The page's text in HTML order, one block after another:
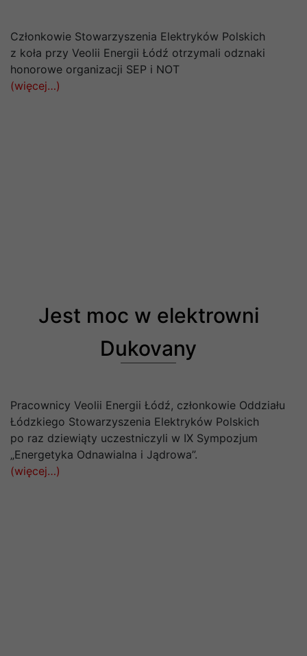
Członkowie Stowarzyszenia Elektryków Polskich
z koła przy Veolii Energii Łódź otrzymali odznaki
honorowe organizacji SEP i NOT
(więcej…)
Jest moc w elektrowni
Dukovany
Pracownicy Veolii Energii Łódź, członkowie Oddziału
Łódzkiego Stowarzyszenia Elektryków Polskich
po raz dziewiąty uczestniczyli w IX Sympozjum
„Energetyka Odnawialna i Jądrowa”.
(więcej…)